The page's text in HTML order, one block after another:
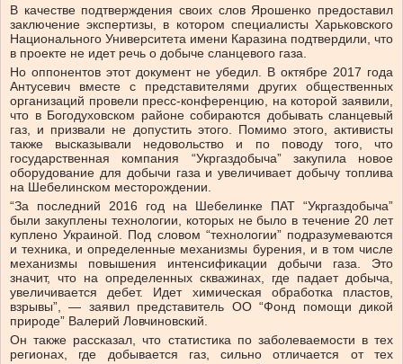
В качестве подтверждения своих слов Ярошенко предоставил
заключение экспертизы, в котором специалисты Харьковского
Национального Университета имени Каразина подтвердили, что
в проекте не идет речь о добыче сланцевого газа.
Но оппонентов этот документ не убедил. В октябре 2017 года
Антусевич вместе с представителями других общественных
организаций провели пресс-конференцию, на которой заявили,
что в Богодуховском районе собираются добывать сланцевый
газ, и призвали не допустить этого. Помимо этого, активисты
также высказывали недовольство и по поводу того, что
государственная компания “Укргаздобыча” закупила новое
оборудование для добычи газа и увеличивает добычу топлива
на Шебелинском месторождении.
“За последний 2016 год на Шебелинке ПАТ “Укргаздобыча”
были закуплены технологии, которых не было в течение 20 лет
куплено Украиной. Под словом “технологии” подразумеваются
и техника, и определенные механизмы бурения, и в том числе
механизмы повышения интенсификации добычи газа. Это
значит, что на определенных скважинах, где падает добыча,
увеличивается дебет. Идет химическая обработка пластов,
взрывы”, — заявил представитель ОО “Фонд помощи дикой
природе” Валерий Ловчиновский.
Он также рассказал, что статистика по заболеваемости в тех
регионах, где добывается газ, сильно отличается от тех